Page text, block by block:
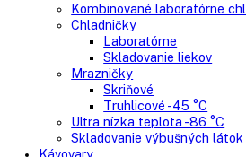
Chladnie nápojov
Skriňové
Truhlicové
Vinotéky
Pekárne
Chladničky
Mrazničky
Výskum a laboratóriá
Kombinované